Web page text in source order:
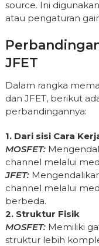
source. Ini
atau pengaturan
JFET
Dalam rangka
dan JFET, berikut
perbandingannya:
1. Dari sisi Cara
MOSFET:
channel melalui
JFET:
channel melalui
berbeda.
2. Struktur Fisik
MOSFET:Memiliki
struktur lebih